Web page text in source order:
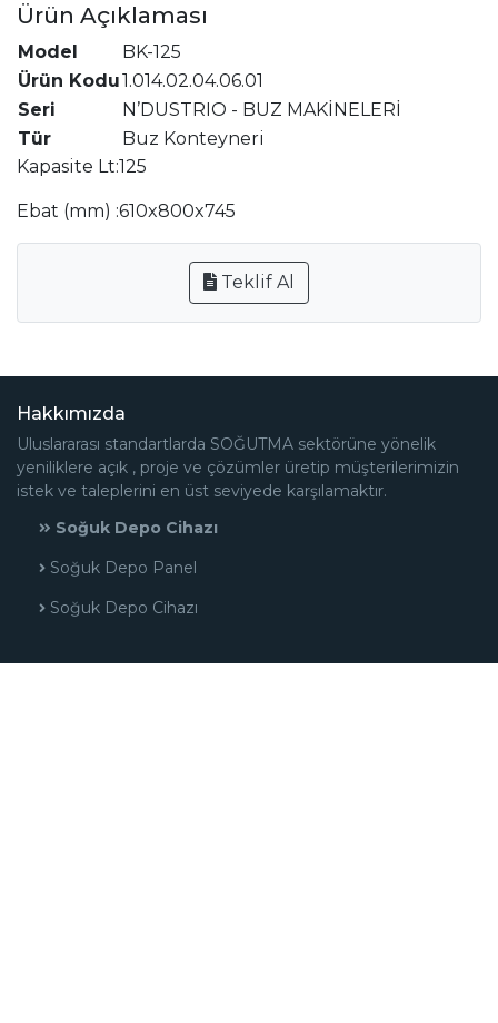
Ürün Açıklaması
Model
BK-125
Ürün Kodu1.014.02.04.06.01
Seri
N’DUSTRIO - BUZ MAKİNELERİ
Tür
Buz Konteyneri
Kapasite Lt:125
Ebat (mm) :610x800x745
Teklif Al
Hakkımızda
Uluslararası standartlarda SOĞUTMA sektörüne yönelik
yeniliklere açık , proje ve çözümler üretip müşterilerimizin
istek ve taleplerini en üst seviyede karşılamaktır.
Soğuk Depo Cihazı
Soğuk Depo Panel
Soğuk Depo Cihazı